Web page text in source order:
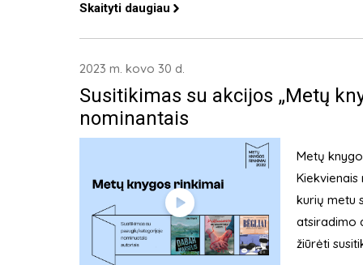
Skaityti daugiau
2023 m. kovo 30 d.
Susitikimas su akcijos „Metų
nominantais
Metų
kurių metu
atsiradimo
žiūrėti